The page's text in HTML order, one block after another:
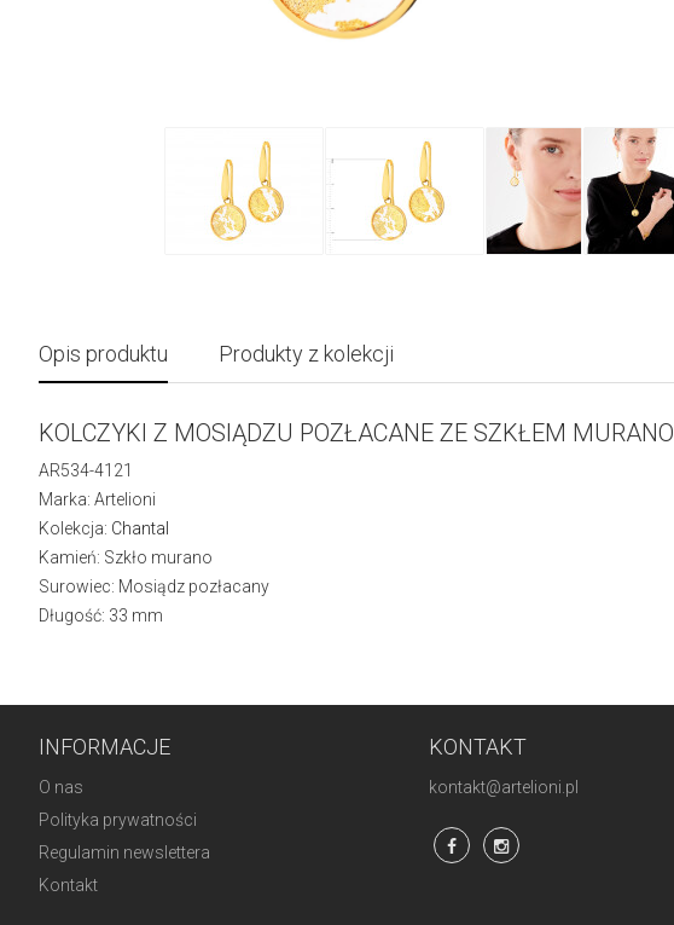
Opis produktu Produkty z kolekcji
KOLCZYKI Z MOSIĄDZU POZŁACANE ZE SZKŁEM MURANO
AR534-4121
Marka: Artelioni
Kolekcja: Chantal
Kamień: Szkło murano
Surowiec: Mosiądz pozłacany
Długość: 33 mm
INFORMACJE
O nas
Polityka prywatności
Regulamin newslettera
Kontakt
KONTAKT
kontakt@artelioni.pl